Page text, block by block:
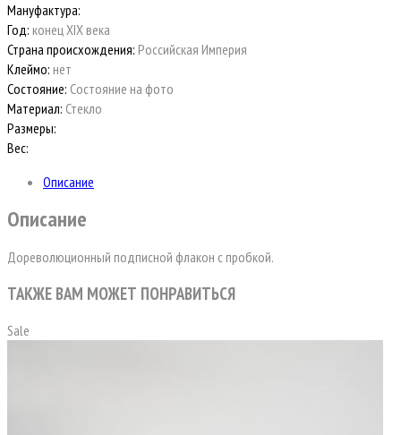
Мануфактура:
Год: конец XIX века
Страна происхождения: Российская Империя
Клеймо: нет
Состояние: Состояние на фото
Материал: Стекло
Размеры:
Вес:
Описание
Описание
Дореволюционный подписной флакон с пробкой.
ТАКЖЕ ВАМ МОЖЕТ ПОНРАВИТЬСЯ
Sale